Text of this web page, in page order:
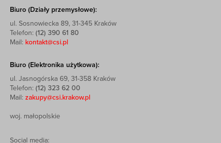
Biuro (Działy przemysłowe):
ul. Sosnowiecka 89, 31-345 Kraków
Telefon: (12) 390 61 80
Mail: kontakt@csi.pl
Biuro (Elektronika użytkowa):
ul. Jasnogórska 69, 31-358 Kraków
Telefon: (12) 323 62 00
Mail: zakupy@csi.krakow.pl
woj. małopolskie
Social media: